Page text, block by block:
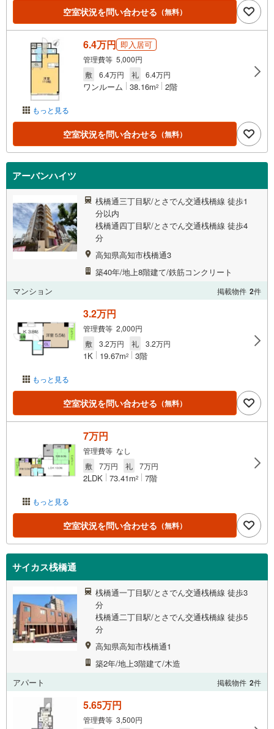
空室状況を問い合わせる （無料）
もっと見る
6.4万円 即入居可
管理費等 5,000円
敷
6.4万円 礼 6.4万円
ワンルーム 38.16m2 2階
空室状況を問い合わせる （無料）
アーバンハイツ
桟橋通三丁目駅/とさでん交通桟橋線 徒歩1
分以内
桟橋通四丁目駅/とさでん交通桟橋線 徒歩4
分
高知県高知市桟橋通3
築40年/地上8階建て/鉄筋コンクリート
マンション
掲載物件 2件
もっと見る
3.2万円
管理費等 2,000円
敷
3.2万円 礼 3.2万円
1K 19.67m2 3階
空室状況を問い合わせる （無料）
もっと見る
7万円
管理費等 なし
敷
7万円 礼 7万円
2LDK 73.41m2 7階
空室状況を問い合わせる （無料）
サイカス桟橋通
桟橋通一丁目駅/とさでん交通桟橋線 徒歩3
分
桟橋通二丁目駅/とさでん交通桟橋線 徒歩5
分
高知県高知市桟橋通1
築2年/地上3階建て/木造
アパート
掲載物件 2件
5.65万円
管理費等 3,500円